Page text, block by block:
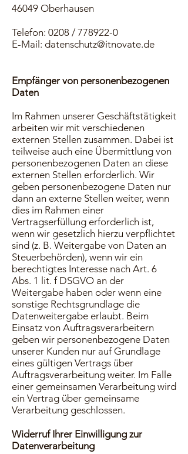
46049 Oberhausen
Telefon: 0208 / 778922-0
E-Mail: datenschutz@itnovate.de
Empfänger von personenbezogenen
Daten
Im Rahmen unserer Geschäftstätigkeit
arbeiten wir mit verschiedenen
externen Stellen zusammen. Dabei ist
teilweise auch eine Übermittlung von
personenbezogenen Daten an diese
externen Stellen erforderlich. Wir
geben personenbezogene Daten nur
dann an externe Stellen weiter, wenn
dies im Rahmen einer
Vertragserfüllung erforderlich ist,
wenn wir gesetzlich hierzu verpflichtet
sind (z. B. Weitergabe von Daten an
Steuerbehörden), wenn wir ein
berechtigtes Interesse nach Art. 6
Abs. 1 lit. f DSGVO an der
Weitergabe haben oder wenn eine
sonstige Rechtsgrundlage die
Datenweitergabe erlaubt. Beim
Einsatz von Auftragsverarbeitern
geben wir personenbezogene Daten
unserer Kunden nur auf Grundlage
eines gültigen Vertrags über
Auftragsverarbeitung weiter. Im Falle
einer gemeinsamen Verarbeitung wird
ein Vertrag über gemeinsame
Verarbeitung geschlossen.
Widerruf Ihrer Einwilligung zur
Datenverarbeitung